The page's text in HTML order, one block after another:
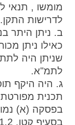
מומשו , תנאי
לדרישות התקן.
ב. ניתן היתר
כאילו ניתן
לתמ"א.
ג. היה היקף
תכנית מפורטת
בפסקה (א)